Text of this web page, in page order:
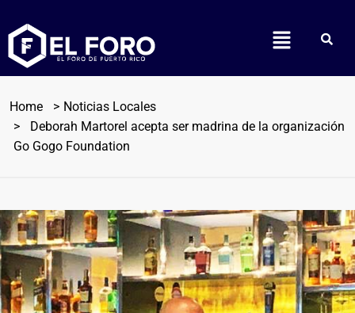
Home
Noticias Locales
Deborah Martorel acepta ser madrina de la organización
Go Gogo Foundation